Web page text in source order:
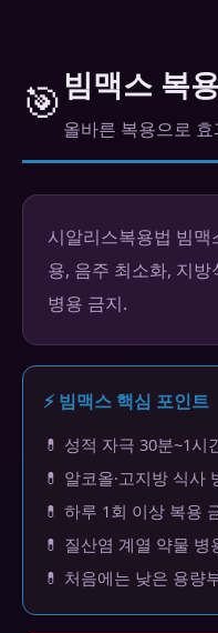
🎯빔맥스 복
올바른 복용으로
시알리스복용법 빔
용, 음주 최소화, 지
병용 금지.
⚡ 빔맥스 핵심 포인트
💊 성적 자극 30분~1시
💊 알코올·고지방 식사
💊 하루 1회 이상 복용
💊 질산염 계열 약물 병
💊 처음에는 낮은 용량